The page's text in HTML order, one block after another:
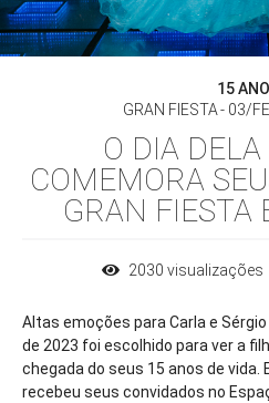
15
GRAN FIESTA
03/
O DIA
COMEMORA
GRAN FIESTA
2030 visualizações
Altas emoções para Carla e
de 2023 foi escolhido para ver a
chegada do seus 15 anos de
recebeu seus convidados no